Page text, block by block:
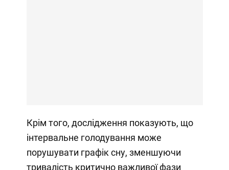
Крім того, дослідження показують, що
інтервальне голодування може
порушувати графік сну, зменшуючи
тривалість критично важливої фази